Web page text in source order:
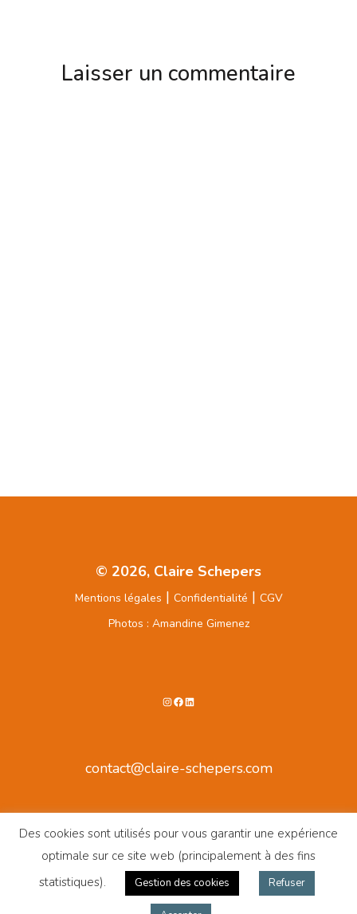
Laisser un commentaire
© 2026, Claire Schepers
Mentions légales | Confidentialité | CGV
Photos : Amandine Gimenez
Instagram
Facebook
LinkedIn
contact@claire-schepers.com
Des cookies sont utilisés pour vous garantir une expérience
optimale sur ce site web (principalement à des fins
statistiques).
Gestion des cookies Refuser